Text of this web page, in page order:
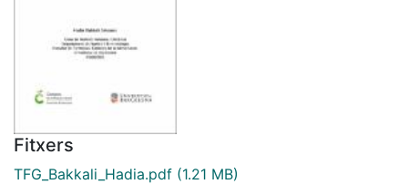
Fitxers
TFG_Bakkali_Hadia.pdf (1.21 MB)